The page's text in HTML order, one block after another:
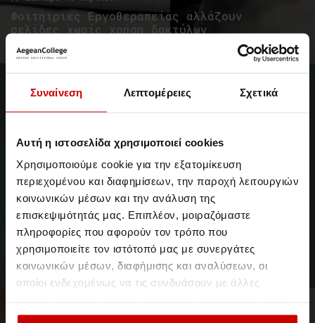
Συναίνεση Λεπτομέρειες Σχετικά
Αυτή η ιστοσελίδα χρησιμοποιεί cookies
Χρησιμοποιούμε cookie για την εξατομίκευση
περιεχομένου και διαφημίσεων, την παροχή λειτουργιών
κοινωνικών μέσων και την ανάλυση της
επισκεψιμότητάς μας. Επιπλέον, μοιραζόμαστε
πληροφορίες που αφορούν τον τρόπο που
χρησιμοποιείτε τον ιστότοπό μας με συνεργάτες
κοινωνικών μέσων, διαφήμισης και αναλύσεων, οι
οποίοι ενδεχομένως να τις συνδυάσουν με άλλες
έχουν συλλέξει σε σχέση με την από μέρους σας χρήση
Φοιτήτριες Εργοθεραπείας αλλάζουν
σελίδες χωρίς χρήση δακτύλων
Έξυπνη βοηθητική κατασκευή από τους φοιτητές μας
Νέα & Blog
//Δευτέρα 25 Φεβρουαρίου
Οι φοιτητές Εργοθεραπείας
αξιοποιούν το Σύστημα Braille
στη σήμανση του Κολλεγίου